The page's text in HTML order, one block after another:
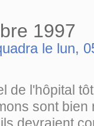
1997
le lun,
de l'hôpital
sont bien
devraient